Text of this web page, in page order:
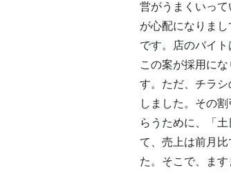
営がうまくいっ
が心配になりま
です。店のバイ
この案が採用に
す。ただ、チラ
しました。その
らうために、「
て、売上は前月
た。そこで、ま